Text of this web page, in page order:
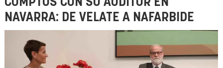
NAVARRA: DE VELATE A NAFARBIDE